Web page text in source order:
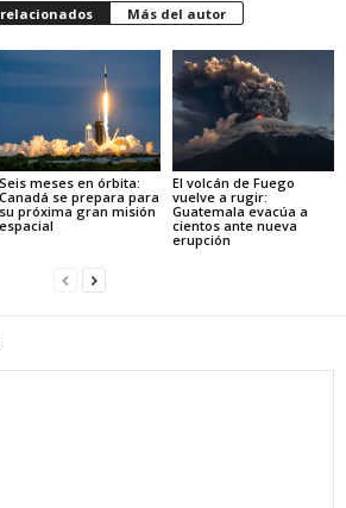
Más del autor
Seis meses en órbita:
Canadá se prepara para
su próxima gran misión
espacial
El volcán de Fuego
vuelve a rugir:
Guatemala evacúa a
cientos ante nueva
erupción